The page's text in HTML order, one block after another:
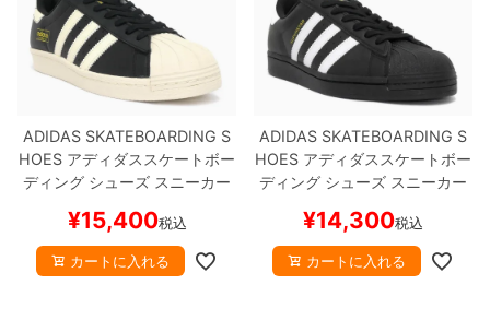
ADIDAS SKATEBOARDING S
HOES アディダススケートボー
ディング シューズ スニーカー
BLACK/CREAMKK500
3スケートボード スケボー
¥15,400税込
カートに入れる
ADIDAS SKATEBOARDING S
HOES アディダススケートボー
ディング シューズ スニーカー
BLACK/WHITE/WHITE
W6931スケートボード スケボ
ー
¥14,300税込
カートに入れる
8.2inch
8.3inch
8.4inch
8.5inch
8.6inch
8.3inch
8.4inch
8.5inch
8.6inch
8.7inch
62mm
64mm
65mm
70mm
ヘルメット・パッド
練習用アイテム（初心者におすすめ）
スケートケース・バッグ
メディア（雑誌・DVD・CD）
26.5cm
27.5cm
28cm
28.5cm
半袖シャツ
キャップ
ソックス
アンダーウエア
サイズの測り方